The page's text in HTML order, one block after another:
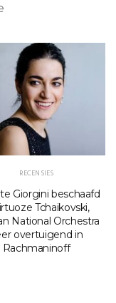
RECENSIES
Giorgini beschaafd
Tchaikovski,
National Orchestra
overtuigend in
Rachmaninoff